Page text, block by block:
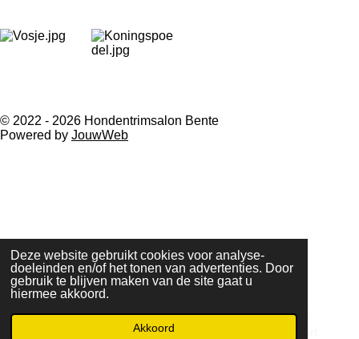
Deze website gebruikt cookies voor analyse-
doeleinden en/of het tonen van advertenties. Door
gebruik te blijven maken van de site gaat u
hiermee akkoord.
Akkoord
© 2022 - 2026 Hondentrimsalon Bente
Powered by JouwWeb
Telefoonnummer